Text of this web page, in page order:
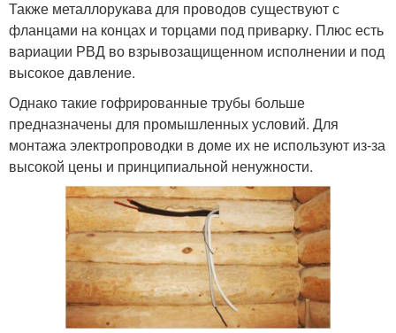
Также металлорукава для проводов существуют с
фланцами на концах и торцами под приварку. Плюс есть
вариации РВД во взрывозащищенном исполнении и под
высокое давление.
Однако такие гофрированные трубы больше
предназначены для промышленных условий. Для
монтажа электропроводки в доме их не используют из-за
высокой цены и принципиальной ненужности.